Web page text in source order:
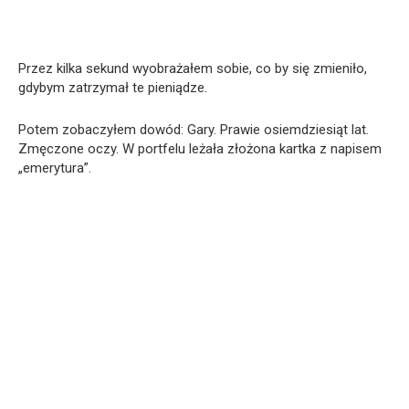
Przez kilka sekund wyobrażałem sobie, co by się zmieniło,
gdybym zatrzymał te pieniądze.
Potem zobaczyłem dowód: Gary. Prawie osiemdziesiąt lat.
Zmęczone oczy. W portfelu leżała złożona kartka z napisem
„emerytura”.